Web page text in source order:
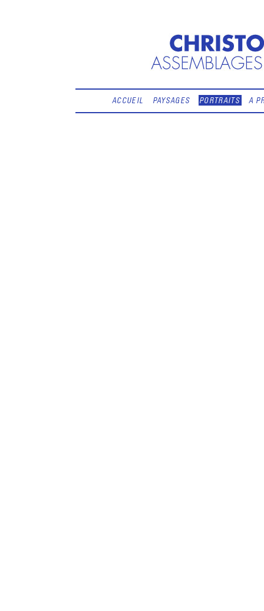
ACCUEIL PAYSAGES PORTRAITS A